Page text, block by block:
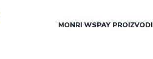
MONRI WSPAY PROIZVODI